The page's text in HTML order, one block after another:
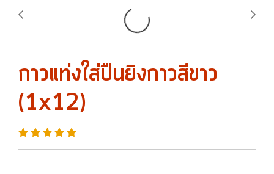
กาวแท่งใส่ปืนยิงกาวสีขาว
(1x12)